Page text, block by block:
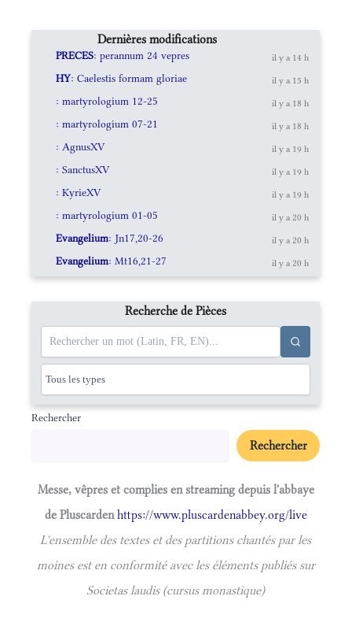
Dernières modifications
PRECES: perannum 24 vepres il y a 14 h
HY: Caelestis formam gloriae il y a 15 h
: martyrologium 12-25 il y a 18 h
: martyrologium 07-21 il y a 18 h
: AgnusXV il y a 19 h
: SanctusXV il y a 19 h
: KyrieXV il y a 19 h
: martyrologium 01-05 il y a 20 h
Evangelium: Jn17,20-26 il y a 20 h
Evangelium: Mt16,21-27 il y a 20 h
Recherche de Pièces
Rechercher
Rechercher
Messe, vêpres et complies en streaming depuis l'abbaye
de Pluscardenhttps://www.pluscardenabbey.org/live
L'ensemble des textes et des partitions chantés par les
moines est en conformité avec les éléments publiés sur
Societas laudis (cursus monastique)